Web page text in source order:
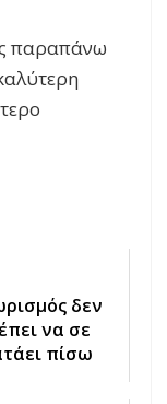
παραπάνω
δεν
να σε
πίσω